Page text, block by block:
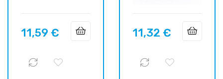
Prix
11,59 € Prix
11,32 €